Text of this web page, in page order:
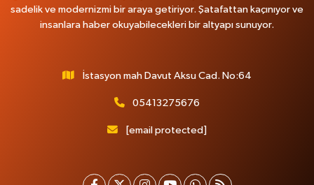
sadelik ve modernizmi bir araya getiriyor. Şatafattan kaçınıyor ve
insanlara haber okuyabilecekleri bir altyapı sunuyor.
İstasyon mah Davut Aksu Cad. No:64
05413275676
[email protected]